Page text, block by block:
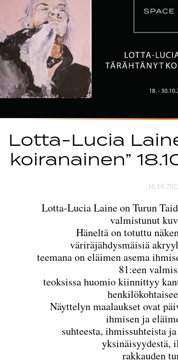
Lotta-Lucia
koiranainen”
Lotta-Lucia Laine on Turun
valmistunut
Häneltä on totuttu
väriräjähdysmäisiä
teemana on eläimen asema
81:een
teoksissa huomio kiinnittyy
Näyttelyn maalaukset ovat
ihmisen ja
suhteesta, ihmissuhteista
yksinäisyydestä,
rakkauden